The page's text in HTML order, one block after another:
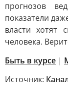
прогнозов
показатели
власти хотят
человека.
Быть в курсе |
Источник: